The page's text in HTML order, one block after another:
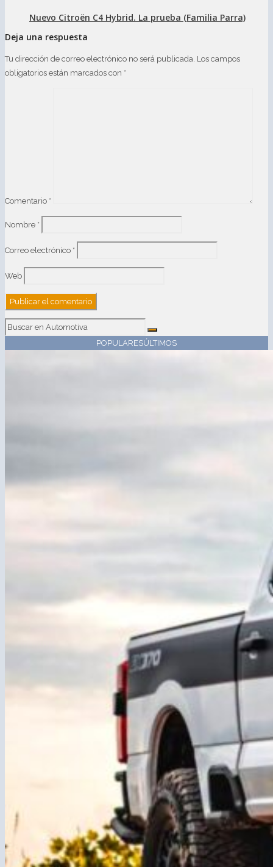
Nuevo Citroën C4 Hybrid. La prueba (Familia Parra)
Deja una respuesta
Tu dirección de correo electrónico no será publicada. Los campos
obligatorios están marcados con *
Comentario *
Nombre *
Correo electrónico *
Web
POPULARESÚLTIMOS